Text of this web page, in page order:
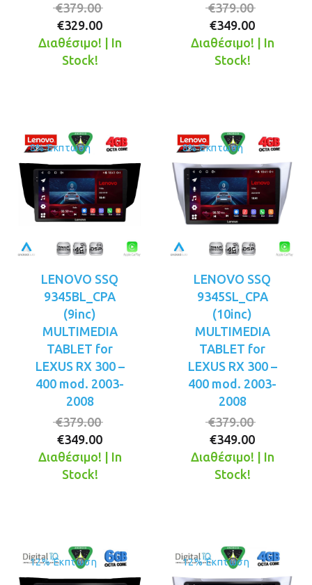
€379.00
was:
€329.00
τρέχουσα
Διαθέσιμο! | In
Stock!
€379.00
was:
€349.00
Διαθέσιμο! | In
Stock!
8% Έκπτωση
LENOVO SSQ
9345BL_CPA
(9inc)
MULTIMEDIA
TABLET for
LEXUS RX 300 –
400 mod. 2003-
2008
€379.00
was:
€349.00
τρέχουσα
Διαθέσιμο! | In
Stock!
8% Έκπτωση
LENOVO SSQ
9345SL_CPA
(10inc)
MULTIMEDIA
TABLET for
LEXUS RX 300 –
400 mod. 2003-
2008
€379.00
was:
€349.00
Διαθέσιμο! | In
Stock!
12% Έκπτωση 12% Έκπτωση